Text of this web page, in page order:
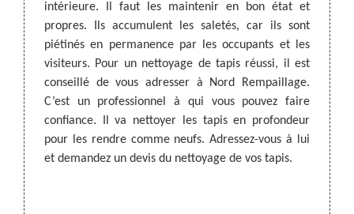
ARTISAN DEZITTER, REMPAILLAGE -
CANNAGE - RECOLLAGE, 59 NORD
pour
à un
vos
lui
Il
vous
intérieure. Il faut les maintenir en bon état et
propres. Ils accumulent les saletés, car ils sont
piétinés en permanence par les occupants et les
visiteurs. Pour un nettoyage de tapis réussi, il est
conseillé de vous adresser à Nord Rempaillage.
C’est un professionnel à qui vous pouvez faire
confiance. Il va nettoyer les tapis en profondeur
pour les rendre comme neufs. Adressez-vous à lui
et demandez un devis du nettoyage de vos tapis.
Le
de
il
est
bien
votre